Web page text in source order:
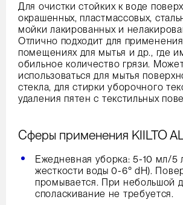
Для очистки стойких к воде
окрашенных, пластмассовых,
мойки лакированных и
Отлично подходит для
помещениях для мытья и др., где
обильное количество грязи.
использоваться для мытья
стекла, для стирки уборочного
удаления пятен с текстильных
Сферы применения KIILTO
Ежедневная уборка: 5-10 мл/5
жесткости воды 0-6° dH).
промывается. При небольшой
споласкивание не требуется.